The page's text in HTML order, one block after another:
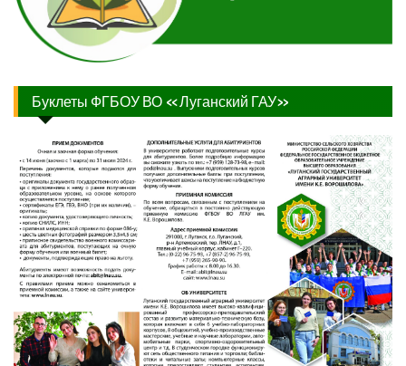
Буклеты ФГБОУ ВО «Луганский ГАУ»